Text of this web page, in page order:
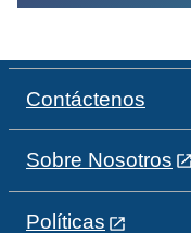
Contáctenos
Sobre Nosotros
Políticas